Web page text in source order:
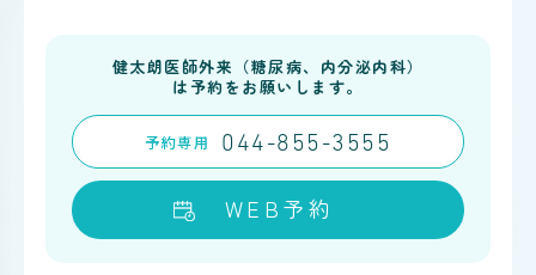
健太朗医師外来（糖尿病、内分泌内科）
は予約をお願いします。
予約専用 044-855-3555
WEB予約